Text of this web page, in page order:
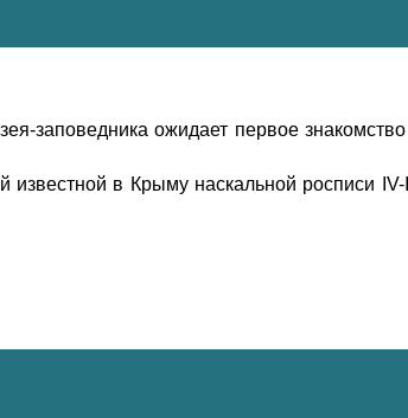
заповедника ожидает первое
известной в Крыму наскальной росписи